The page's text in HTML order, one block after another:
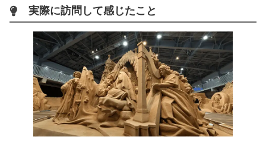
実際に訪問して感じたこと